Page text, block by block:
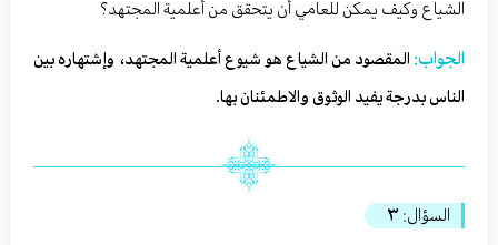
الشياع وكيف يمكن للعامي أن يتحقق من أعلمية المجتهد؟
الجواب: المقصود من الشياع هو شيوع أعلمية المجتهد، وإشتهاره بين
الناس بدرجة يفيد الوثوق والاطمئنان بها.
السؤال: ٣